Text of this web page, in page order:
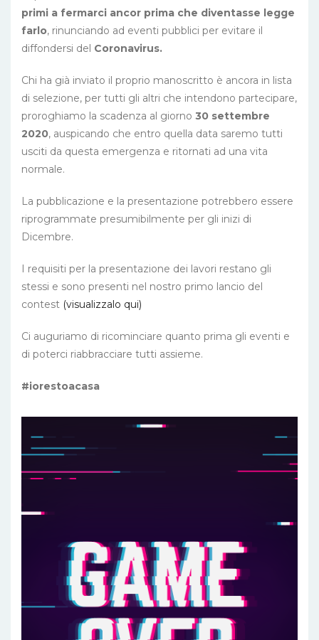
primi a fermarci ancor prima che diventasse legge
farlo, rinunciando ad eventi pubblici per evitare il
diffondersi del Coronavirus.
Chi ha già inviato il proprio manoscritto è ancora in lista
di selezione, per tutti gli altri che intendono partecipare,
proroghiamo la scadenza al giorno 30 settembre
2020, auspicando che entro quella data saremo tutti
usciti da questa emergenza e ritornati ad una vita
normale.
La pubblicazione e la presentazione potrebbero essere
riprogrammate presumibilmente per gli inizi di
Dicembre.
I requisiti per la presentazione dei lavori restano gli
stessi e sono presenti nel nostro primo lancio del
contest (visualizzalo qui)
Ci auguriamo di ricominciare quanto prima gli eventi e
di poterci riabbracciare tutti assieme.
#iorestoacasa